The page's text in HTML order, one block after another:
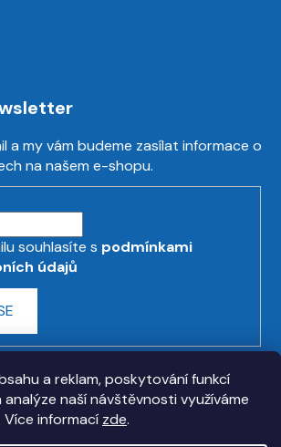
a reklam, poskytování funkcí
analýze naší návštěvnosti využíváme
informací zde.
a my vám budeme zasílat informace o
na našem e-shopu.
souhlasíte s podmínkami
údajů